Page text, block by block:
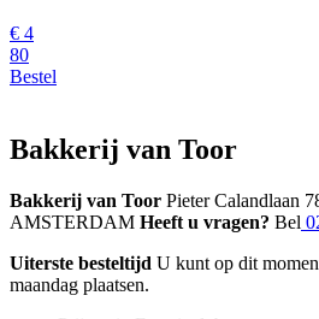
€ 4
80
Bestel
Bakkerij van Toor
Bakkerij van Toor Pieter Calandlaan
AMSTERDAM Heeft u vragen? Bel
Uiterste besteltijd U kunt op dit
maandag plaatsen.